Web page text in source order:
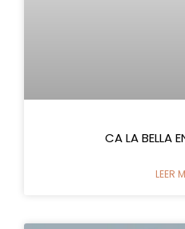
CA LA BELLA
LEER